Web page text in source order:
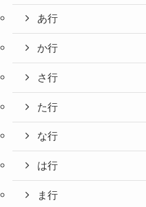
あ行
か行
さ行
た行
な行
は行
ま行